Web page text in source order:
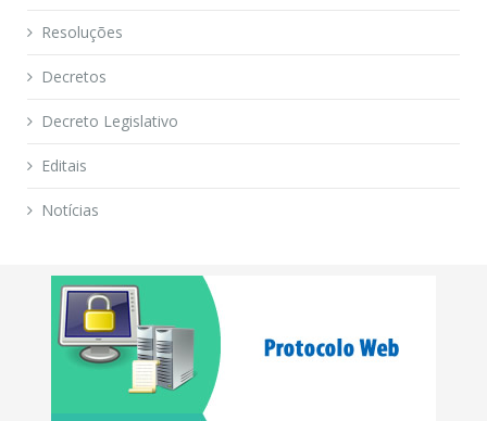
Resoluções
Decretos
Decreto Legislativo
Editais
Notícias